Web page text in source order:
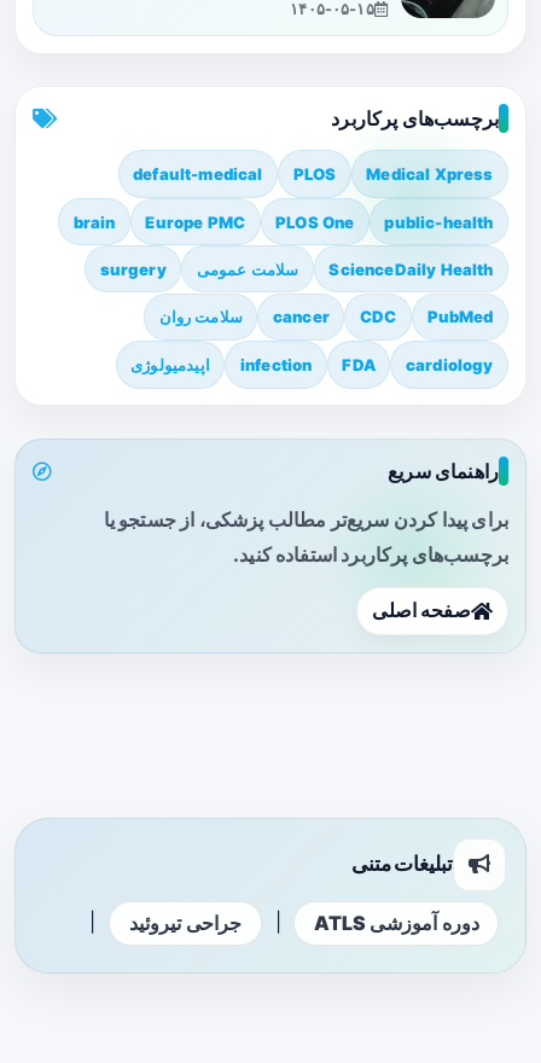
۱۴۰۵-۰۵-۱۵
برچسب‌های پرکاربرد
Medical Xpress
PLOS
default-medical
public-health
PLOS One
Europe PMC
brain
ScienceDaily Health سلامت عمومی surgery
PubMed
CDC
cancer سلامت روان
cardiology
FDA
infection اپیدمیولوژی
راهنمای سریع
برای پیدا کردن سریع‌تر مطالب پزشکی، از جستجو یا
برچسب‌های پرکاربرد استفاده کنید.
صفحه اصلی
تبلیغات متنی
دوره آموزشی ATLS جراحی تیروئید